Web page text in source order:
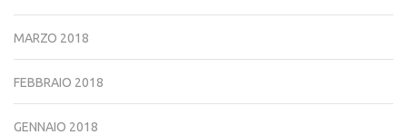
MARZO 2018
FEBBRAIO 2018
GENNAIO 2018